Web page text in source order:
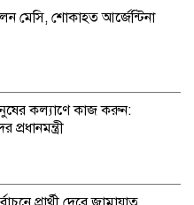
মেসি, শোকাহত আর্জেন্টিনা
কল্যাণে কাজ করুন: